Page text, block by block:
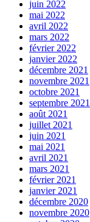
juin 2022
mai 2022
avril 2022
mars 2022
février 2022
janvier 2022
décembre 2021
novembre 2021
octobre 2021
septembre 2021
août 2021
juillet 2021
juin 2021
mai 2021
avril 2021
mars 2021
février 2021
janvier 2021
décembre 2020
novembre 2020